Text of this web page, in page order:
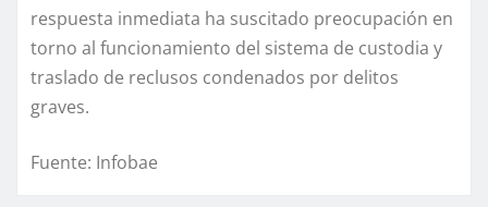
respuesta inmediata ha suscitado preocupación en
torno al funcionamiento del sistema de custodia y
traslado de reclusos condenados por delitos
graves.
Fuente: Infobae